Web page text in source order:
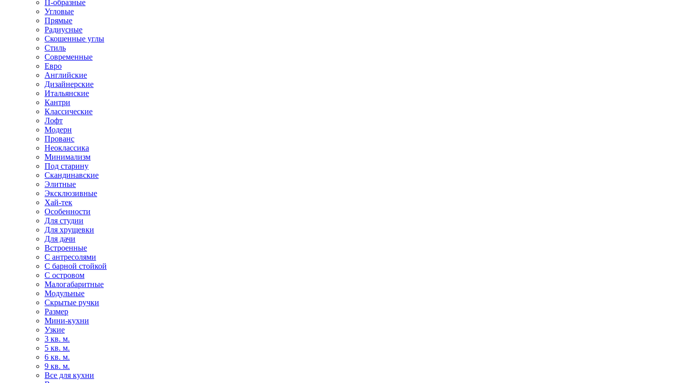
П-образные
Угловые
Прямые
Радиусные
Скошенные углы
Стиль
Современные
Евро
Английские
Дизайнерские
Итальянские
Кантри
Классические
Лофт
Модерн
Прованс
Неоклассика
Минимализм
Под старину
Скандинавские
Элитные
Эксклюзивные
Хай-тек
Особенности
Для студии
Для хрущевки
Для дачи
Встроенные
С антресолями
С барной стойкой
С островом
Малогабаритные
Модульные
Скрытые ручки
Размер
Мини-кухни
Узкие
3 кв. м.
5 кв. м.
6 кв. м.
9 кв. м.
Все для кухни